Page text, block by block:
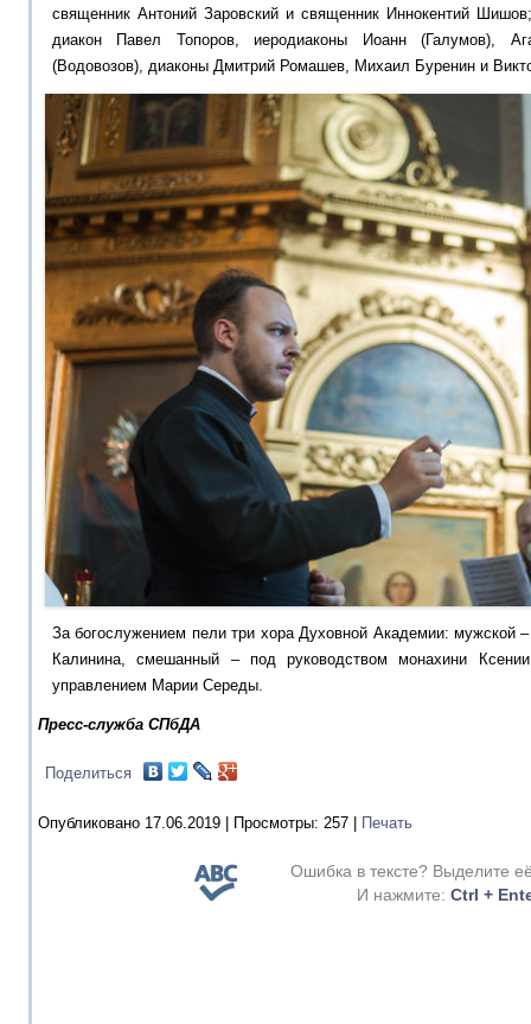
священник Антоний Заровский и священник Иннокентий
диакон Павел Топоров, иеродиаконы Иоанн (Галумов),
(Водовозов), диаконы Дмитрий Ромашев, Михаил Буренин и
За богослужением пели три хора Духовной Академии: мужской
Калинина, смешанный – под руководством монахини
управлением Марии Середы.
Пресс-служба СПбДА
Поделиться
Опубликовано 17.06.2019 | Просмотры: 257 Печать
Ошибка в тексте? Выделите
И нажмите: Ctrl +